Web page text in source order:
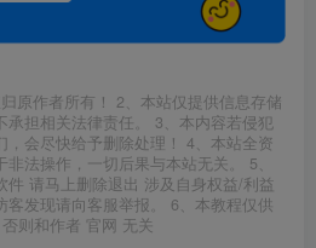
原作者所有！ 2、本站仅提供信息存储
承担相关法律责任。 3、本内容若侵犯
，会尽快给予删除处理！ 4、本站全资
法操作，一切后果与本站无关。 5、
件 请马上删除退出 涉及自身权益/利益
发现请向客服举报。 6、本教程仅供
则和作者 官网 无关